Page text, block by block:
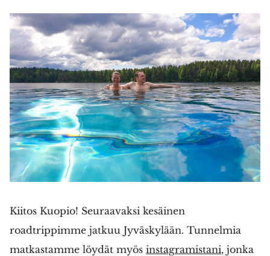
Kiitos Kuopio! Seuraavaksi kesäinen
roadtrippimme jatkuu Jyväskylään. Tunnelmia
matkastamme löydät myös instagramistani, jonka